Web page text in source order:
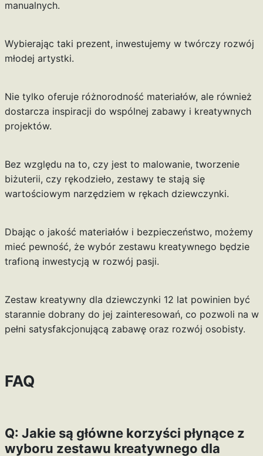
manualnych.
Wybierając taki prezent, inwestujemy w twórczy rozwój
młodej artystki.
Nie tylko oferuje różnorodność materiałów, ale również
dostarcza inspiracji do wspólnej zabawy i kreatywnych
projektów.
Bez względu na to, czy jest to malowanie, tworzenie
biżuterii, czy rękodzieło, zestawy te stają się
wartościowym narzędziem w rękach dziewczynki.
Dbając o jakość materiałów i bezpieczeństwo, możemy
mieć pewność, że wybór zestawu kreatywnego będzie
trafioną inwestycją w rozwój pasji.
Zestaw kreatywny dla dziewczynki 12 lat powinien być
starannie dobrany do jej zainteresowań, co pozwoli na w
pełni satysfakcjonującą zabawę oraz rozwój osobisty.
FAQ
Q: Jakie są główne korzyści płynące z
wyboru zestawu kreatywnego dla